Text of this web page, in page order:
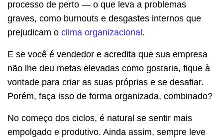
processo de perto — o que leva a problemas
graves, como burnouts e desgastes internos que
prejudicam o clima organizacional.
E se você é vendedor e acredita que sua empresa
não lhe deu metas elevadas como gostaria, fique à
vontade para criar as suas próprias e se desafiar.
Porém, faça isso de forma organizada, combinado?
No começo dos ciclos, é natural se sentir mais
empolgado e produtivo. Ainda assim, sempre leve